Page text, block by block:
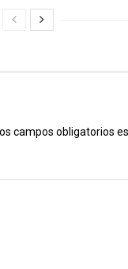
campos obligatorios